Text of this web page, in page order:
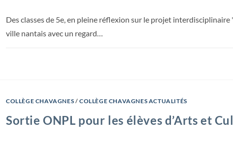
Des classes de 5e, en pleine réflexion sur le projet
ville nantais avec un regard…
COLLÈGE CHAVAGNES /COLLÈGE CHAVAGNES ACTUALITÉS
Sortie ONPL pour les élèves d’Arts et